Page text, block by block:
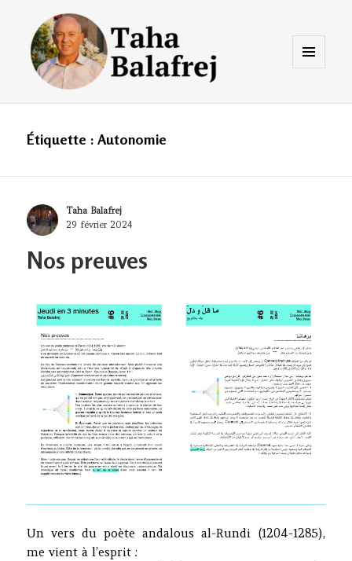
Taha Balafrej Blog
Étiquette :Autonomie
Author
Taha Balafrej
Posted
29 février 2024
Nos preuves
Un vers du poète andalous al-Rundi (1204-1285),
me vient à l’esprit :